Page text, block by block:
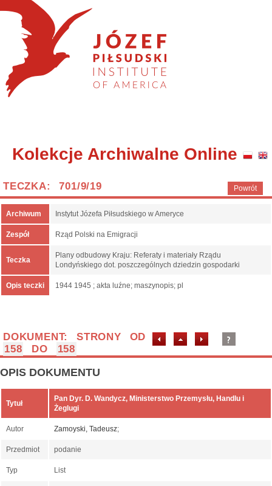
Kolekcje Archiwalne Online
Powrót
TECZKA: 701/9/19
Archiwum Instytut Józefa Piłsudskiego w Ameryce
Zespół Rząd Polski na Emigracji
Teczka
Plany odbudowy Kraju: Referaty i materiały Rządu
Londyńskiego dot. poszczególnych dziedzin gospodarki
Opis teczki 1944 1945 ; akta luźne; maszynopis; pl
DOKUMENT: STRONY OD
158
DO 158
OPIS DOKUMENTU
Tytuł
Pan Dyr. D. Wandycz, Ministerstwo Przemysłu, Handlu i
Żeglugi
Autor Zamoyski, Tadeusz;
Przedmiot podanie
Typ List